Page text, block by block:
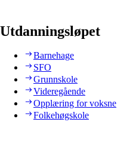
Utdanningsløpet
Barnehage
SFO
Grunnskole
Videregående
Opplæring for voksne
Folkehøgskole